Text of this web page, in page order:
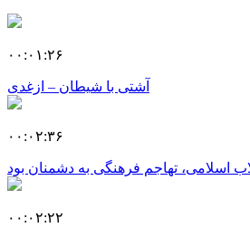
۰۰:۰۱:۲۶
آشتی با شیطان – ازغدی
۰۰:۰۲:۳۶
اسلامی، تهاجم فرهنگی به دشمنان بود
۰۰:۰۲:۲۲